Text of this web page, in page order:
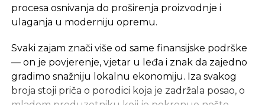
Ovu informaciju su na neki način potvrdili i u
Ministarstvu spoljnih poslova BiH gdje su rekli da su
zakonskih procedura, u cilju što skorije realizacije
postignutog dogovora.
„Isplate štedišama iz BiH mogle bi da otpočnu ove
procesa osnivanja do proširenja proizvodnje i
ulaganja u moderniju opremu.
Svaki zajam znači više od same finansijske podrške
— on je povjerenje, vjetar u leđa i znak da zajedno
gradimo snažniju lokalnu ekonomiju. Iza svakog
broja stoji priča o porodici koja je zadržala posao, o